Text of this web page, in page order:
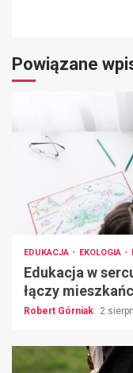
Powiązane
EDUKACJA EKOLOGIA
Edukacja w
łączy
Robert Górniak 2